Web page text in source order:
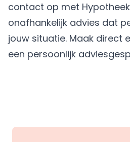
contact op met
onafhankelijk advies dat
jouw situatie. Maak direct
een persoonlijk